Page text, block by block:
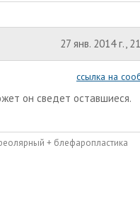
27 янв. 2014 г.,
ссылка на
он сведет оставшиеся.
+ блефаропластика